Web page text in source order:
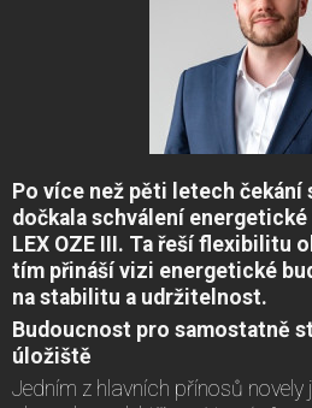
Po více než pěti letech čekání
dočkala schválení
LEX OZE III. Ta řeší flexibilitu
tím přináší vizi energetické
na stabilitu a udržitelnost.
Budoucnost pro samostatně
úložiště
Jedním z hlavních přínosů novely